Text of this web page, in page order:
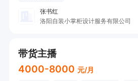
张书红
洛阳自装小掌柜设计服务有限公司
带货主播
4000-8000 元/月